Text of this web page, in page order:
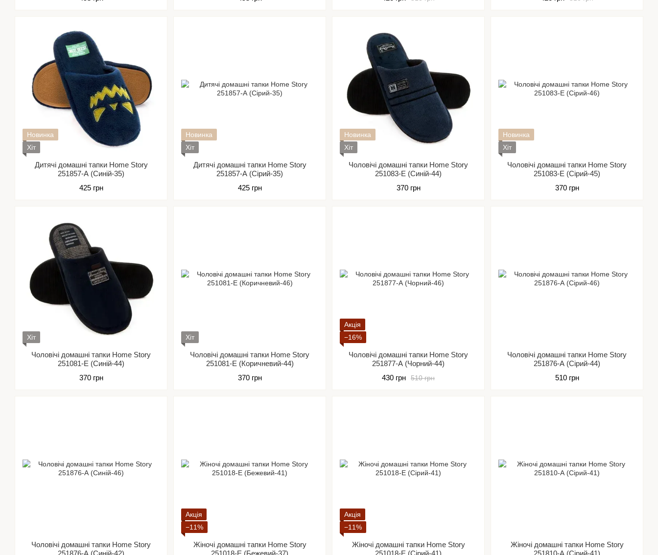
Новинка
Хіт
Дитячі домашні тапки Home Story
251857-А (Синій-35)
425 грн
Новинка
Хіт
Дитячі домашні тапки Home Story
251857-А (Сірий-35)
425 грн
Новинка
Хіт
Чоловічі домашні тапки Home Story
251083-Е (Синій-44)
370 грн
Новинка
Хіт
Чоловічі домашні тапки Home Story
251083-Е (Сірий-45)
370 грн
Хіт
Чоловічі домашні тапки Home Story
251081-Е (Синій-44)
370 грн
Хіт
Чоловічі домашні тапки Home Story
251081-Е (Коричневий-44)
370 грн
Акція
−16%
Чоловічі домашні тапки Home Story
251877-А (Чорний-44)
510 грн
430 грн
Чоловічі домашні тапки Home Story
251876-А (Сірий-44)
510 грн
Чоловічі домашні тапки Home Story
251876-А (Синій-42)
Акція
−11%
Жіночі домашні тапки Home Story
251018-Е (Бежевий-37)
Акція
−11%
Жіночі домашні тапки Home Story
251018-Е (Сірий-41)
Жіночі домашні тапки Home Story
251810-А (Сірий-41)